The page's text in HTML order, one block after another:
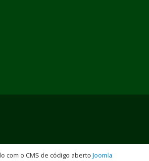
com o CMS de código aberto Joomla